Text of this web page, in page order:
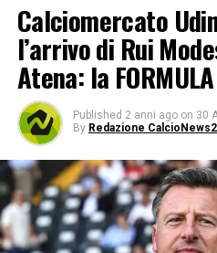
Calciomercato
l’arrivo di Rui
Atena: la
Published 2 anni ago on 30
By Redazione